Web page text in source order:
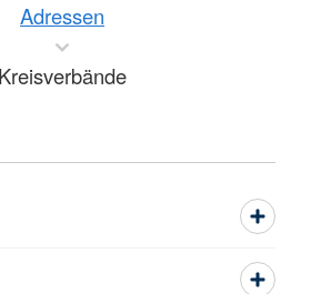
Adressen
Kreisverbände